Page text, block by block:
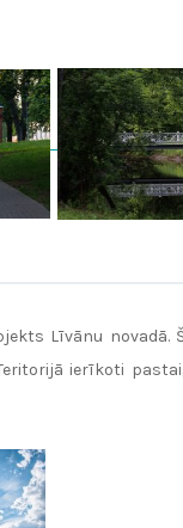
Līvānu
ierīkoti